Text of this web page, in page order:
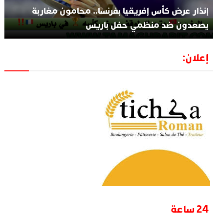
إنذار عرض كأس إفريقيا بفرنسا.. محامون مغاربة
يصعدون ضد منظمي حفل باريس
إعلان:
24 ساعة